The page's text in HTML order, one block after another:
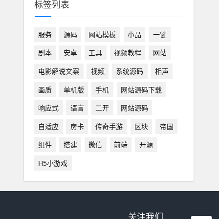
标签列表
服务 源码 网站模板 小品
一键
剧本
安卓 工具 视频教程
网站
电影解说文案
视频 系统源码
相声
画质
单机版 手机
网站源码下载
响应式
语言 二开
网站源码
自适应
房卡 传奇手游 区块
帝国
组件
搭建 微信 前端
开源
H5小游戏
关注我们